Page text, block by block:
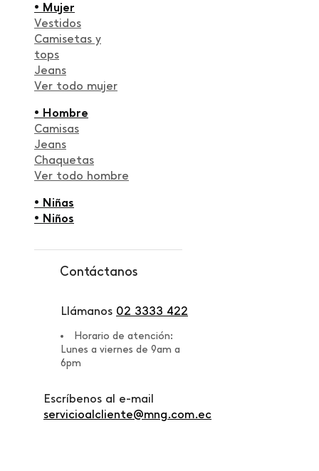
• Mujer
Vestidos
Camisetas y
tops
Jeans
Ver todo mujer
• Hombre
Camisas
Jeans
Chaquetas
Ver todo hombre
• Niñas
• Niños
Contáctanos
Llámanos 02 3333 422
Horario de atención:
Lunes a viernes de 9am a
6pm
Escríbenos al e-mail
servicioalcliente@mng.com.ec